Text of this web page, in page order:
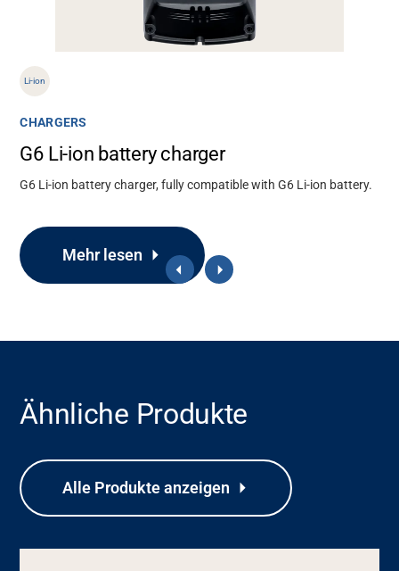
Über uns
Li-ion
CHARGERS
G6 Li-ion battery charger
G6 Li-ion battery charger, fully compatible with G6 Li-ion battery.
Mehr lesen
Ähnliche Produkte
Alle Produkte anzeigen